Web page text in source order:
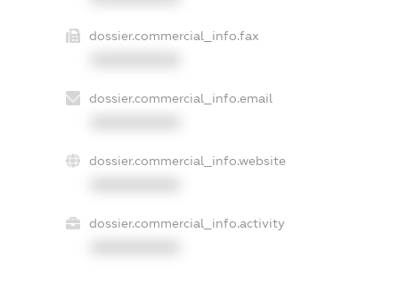
dossier.commercial_info.fax
dossier.commercial_info.email
dossier.commercial_info.website
dossier.commercial_info.activity